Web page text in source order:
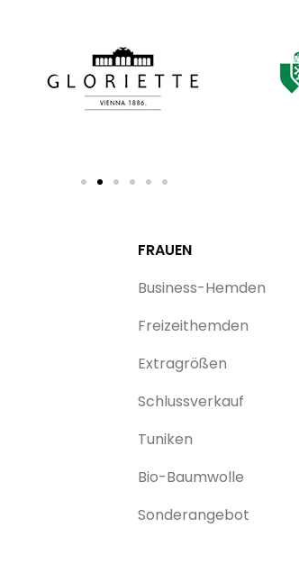
FRAUEN
Business-Hemden
Freizeithemden
Extragrößen
Schlussverkauf
Tuniken
Bio-Baumwolle
Sonderangebot